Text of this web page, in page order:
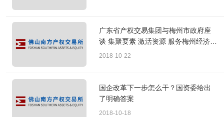
广东省产权交易集团与梅州市政府座
谈 集聚要素 激活资源 服务梅州经济社
会发展
2018-10-22
国企改革下一步怎么干？国资委给出
了明确答案
2018-10-18